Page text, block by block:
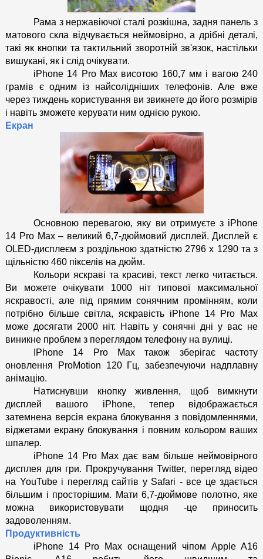
Рама з нержавіючої сталі розкішна, задня панель з
матового скла відчувається неймовірно, а дрібні деталі,
такі як кнопки та тактильний зворотній зв'язок, настільки
вишукані, як і слід очікувати.
iPhone 14 Pro Max висотою 160,7 мм і вагою 240
грамів є одним із найсолідніших телефонів. Але вже
через тиждень користування ви звикнете до його розмірів
і навіть зможете керувати ним однією рукою.
Екран
Основною перевагою, яку ви отримуєте з iPhone
14 Pro Max – великий 6,7-дюймовий дисплей. Дисплей є
OLED-дисплеєм з роздільною здатністю 2796 x 1290 та з
щільністю 460 пікселів на дюйм.
Кольори яскраві та красиві, текст легко читається.
Ви можете очікувати 1000 ніт типової максимальної
яскравості, але під прямим сонячним промінням, коли
потрібно більше світла, яскравість iPhone 14 Pro Max
може досягати 2000 ніт. Навіть у сонячні дні у вас не
виникне проблем з переглядом телефону на вулиці.
IPhone 14 Pro Max також зберігає частоту
оновлення ProMotion 120 Гц, забезпечуючи надплавну
анімацію.
Натиснувши кнопку живлення, щоб вимкнути
дисплей вашого iPhone, тепер відображається
затемнена версія екрана блокування з повідомленнями,
віджетами екрану блокування і повним кольором ваших
шпалер.
iPhone 14 Pro Max дає вам більше неймовірного
дисплея для гри. Прокручування Twitter, перегляд відео
на YouTube і перегляд сайтів у Safari - все це здається
більшим і просторішим. Мати 6,7-дюймове полотно, яке
можна використовувати щодня -це приносить
задоволенням.
Продуктивність
iPhone 14 Pro Max оснащений чіпом Apple A16